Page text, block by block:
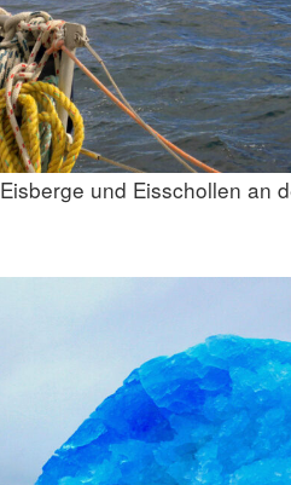
Eisberge und Eisschollen an